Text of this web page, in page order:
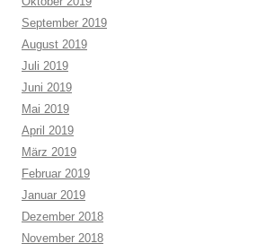
September 2019
August 2019
Juli 2019
Juni 2019
Mai 2019
April 2019
März 2019
Februar 2019
Januar 2019
Dezember 2018
November 2018